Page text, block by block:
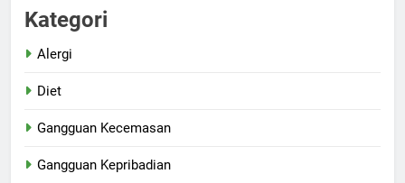
Kategori
Alergi
Diet
Gangguan Kecemasan
Gangguan Kepribadian